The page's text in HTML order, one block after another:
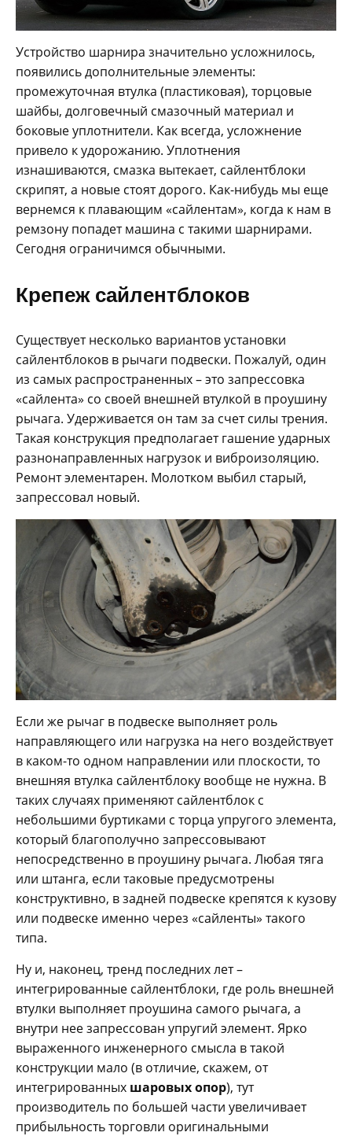
Устройство шарнира значительно усложнилось,
появились дополнительные элементы:
промежуточная втулка (пластиковая), торцовые
шайбы, долговечный смазочный материал и
боковые уплотнители. Как всегда, усложнение
привело к удорожанию. Уплотнения
изнашиваются, смазка вытекает, сайлентблоки
скрипят, а новые стоят дорого. Как-нибудь мы еще
вернемся к плавающим «сайлентам», когда к нам в
ремзону попадет машина с такими шарнирами.
Сегодня ограничимся обычными.
Крепеж сайлентблоков
Существует несколько вариантов установки
сайлентблоков в рычаги подвески. Пожалуй, один
из самых распространенных – это запрессовка
«сайлента» со своей внешней втулкой в проушину
рычага. Удерживается он там за счет силы трения.
Такая конструкция предполагает гашение ударных
разнонаправленных нагрузок и виброизоляцию.
Ремонт элементарен. Молотком выбил старый,
запрессовал новый.
Если же рычаг в подвеске выполняет роль
направляющего или нагрузка на него воздействует
в каком-то одном направлении или плоскости, то
внешняя втулка сайлентблоку вообще не нужна. В
таких случаях применяют сайлентблок с
небольшими буртиками с торца упругого элемента,
который благополучно запрессовывают
непосредственно в проушину рычага. Любая тяга
или штанга, если таковые предусмотрены
конструктивно, в задней подвеске крепятся к кузову
или подвеске именно через «сайленты» такого
типа.
Ну и, наконец, тренд последних лет –
интегрированные сайлентблоки, где роль внешней
втулки выполняет проушина самого рычага, а
внутри нее запрессован упругий элемент. Ярко
выраженного инженерного смысла в такой
конструкции мало (в отличие, скажем, от
интегрированных шаровых опор), тут
производитель по большей части увеличивает
прибыльность торговли оригинальными